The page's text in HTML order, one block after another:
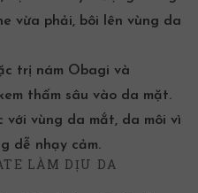
vừa phải, bôi lên vùng da
trị nám Obagi và
thấm sâu vào da mặt.
với vùng da mắt, da môi vì
dễ nhạy cảm.
LÀM DỊU DA